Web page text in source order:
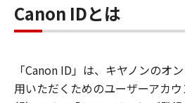
Canon IDとは
「Canon ID」は、キヤノンのオ
用いただくためのユーザーアカ